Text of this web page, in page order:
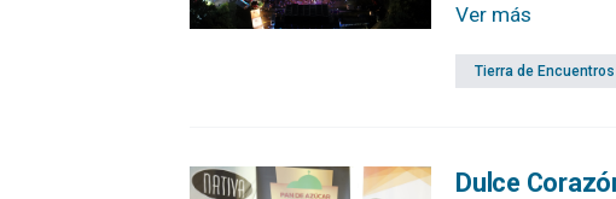
Ver más
Tierra de Encuentros
Dulce